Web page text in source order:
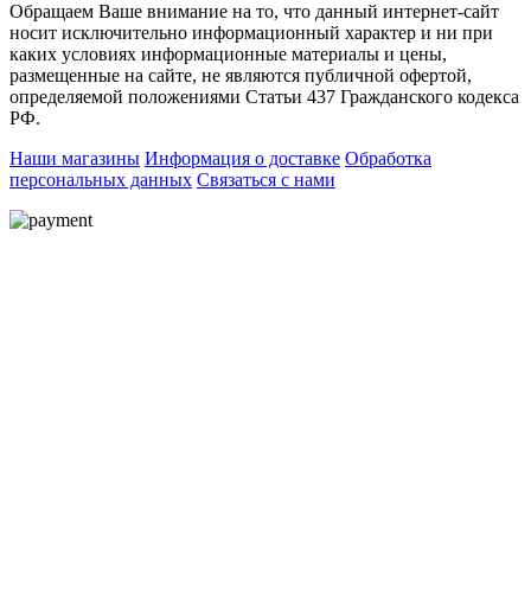
Обращаем Ваше внимание на то, что данный интернет-сайт
носит исключительно информационный характер и ни при
каких условиях информационные материалы и цены,
размещенные на сайте, не являются публичной офертой,
определяемой положениями Статьи 437 Гражданского кодекса
РФ.
Наши магазины Информация о доставке Обработка
персональных данных Связаться с нами